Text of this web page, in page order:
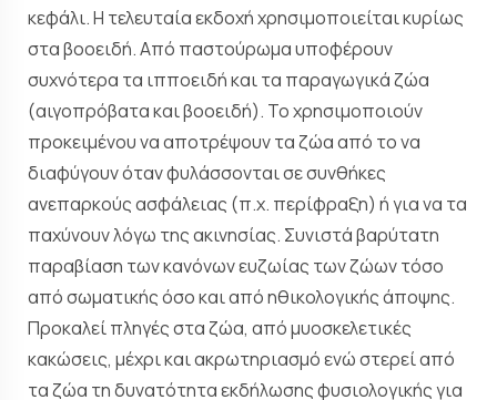
κεφάλι. Η τελευταία εκδοχή χρησιμοποιείται κυρίως
στα βοοειδή. Από παστούρωμα υποφέρουν
συχνότερα τα ιπποειδή και τα παραγωγικά ζώα
(αιγοπρόβατα και βοοειδή). Το χρησιμοποιούν
προκειμένου να αποτρέψουν τα ζώα από το να
διαφύγουν όταν φυλάσσονται σε συνθήκες
ανεπαρκούς ασφάλειας (π.χ. περίφραξη) ή για να τα
παχύνουν λόγω της ακινησίας. Συνιστά βαρύτατη
παραβίαση των κανόνων ευζωίας των ζώων τόσο
από σωματικής όσο και από ηθικολογικής άποψης.
Προκαλεί πληγές στα ζώα, από μυοσκελετικές
κακώσεις, μέχρι και ακρωτηριασμό ενώ στερεί από
τα ζώα τη δυνατότητα εκδήλωσης φυσιολογικής για